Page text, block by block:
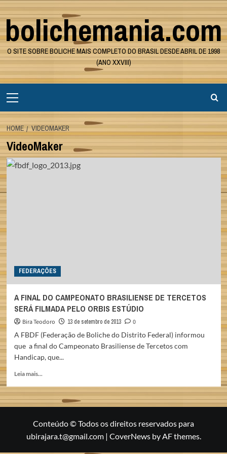
Skip
to
content
bolichemania.com
O SITE SOBRE BOLICHE MAIS COMPLETO DO BRASIL DESDE ABRIL DE 1998
(ANO XXVIII)
Menu
HOME VIDEOMAKER
VideoMaker
FEDERAÇÕES
A FINAL DO CAMPEONATO BRASILIENSE DE TERCETOS
SERÁ FILMADA PELO ORBIS ESTÚDIO
Bira Teodoro 13 de setembro de 2013
0
A FBDF (Federação de Boliche do Distrito Federal) informou
que a final do Campeonato Brasiliense de Tercetos com
Handicap, que...
Leia mais...
about
A
DO
BRASILIENSE
Conteúdo © Todos os direitos reservados para
ubirajara.t@gmail.com | CoverNewsby AF themes.